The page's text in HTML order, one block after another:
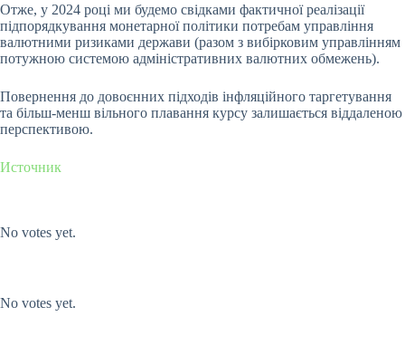
Отже, у 2024 році ми будемо свідками фактичної реалізації
підпорядкування монетарної політики потребам управління
валютними ризиками держави (разом з вибірковим управлінням
потужною системою адміністративних валютних обмежень).
Повернення до довоєнних підходів інфляційного таргетування
та більш-менш вільного плавання курсу залишається віддаленою
перспективою.
Источник
No votes yet.
No votes yet.